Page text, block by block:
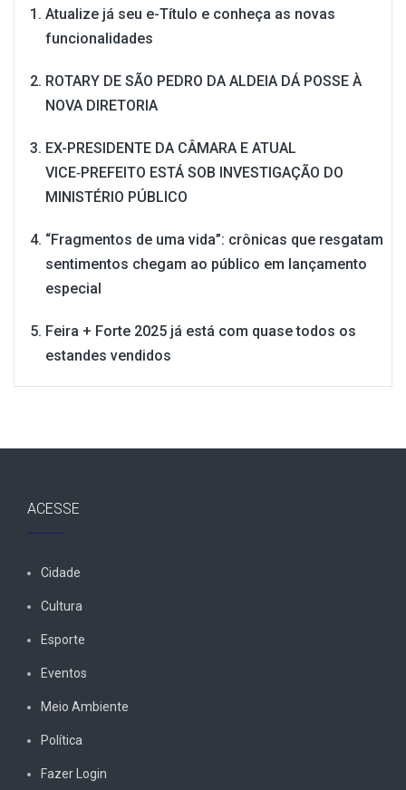
Atualize já seu e-Título e conheça as novas
funcionalidades
ROTARY DE SÃO PEDRO DA ALDEIA DÁ POSSE À
NOVA DIRETORIA
EX-PRESIDENTE DA CÂMARA E ATUAL
VICE‑PREFEITO ESTÁ SOB INVESTIGAÇÃO DO
MINISTÉRIO PÚBLICO
“Fragmentos de uma vida”: crônicas que resgatam
sentimentos chegam ao público em lançamento
especial
Feira + Forte 2025 já está com quase todos os
estandes vendidos
ACESSE
Cidade
Cultura
Esporte
Eventos
Meio Ambiente
Política
Fazer Login